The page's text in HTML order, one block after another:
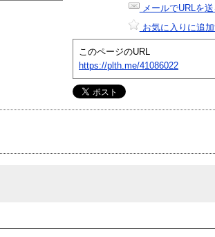
メールでURLを送
お気に入りに追
このページのURL
https://plth.me/41086022